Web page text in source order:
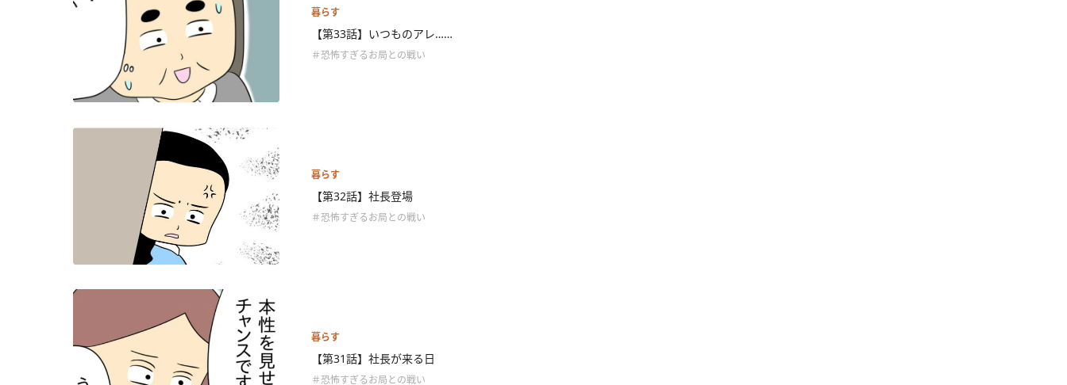
暮らす
【第33話】いつものアレ……
＃恐怖すぎるお局との戦い
暮らす
【第32話】社長登場
＃恐怖すぎるお局との戦い
暮らす
【第31話】社長が来る日
＃恐怖すぎるお局との戦い